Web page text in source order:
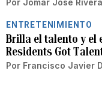
Por Jomar José
ENTRETENIMIENTO
Brilla el talento y el
Residents Got
Por Francisco Javier